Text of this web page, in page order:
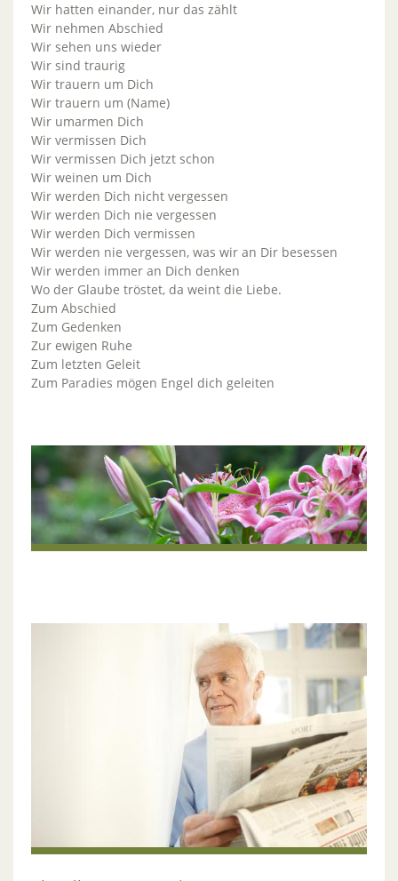
Wir hatten einander, nur das zählt
Wir nehmen Abschied
Wir sehen uns wieder
Wir sind traurig
Wir trauern um Dich
Wir trauern um (Name)
Wir umarmen Dich
Wir vermissen Dich
Wir vermissen Dich jetzt schon
Wir weinen um Dich
Wir werden Dich nicht vergessen
Wir werden Dich nie vergessen
Wir werden Dich vermissen
Wir werden nie vergessen, was wir an Dir besessen
Wir werden immer an Dich denken
Wo der Glaube tröstet, da weint die Liebe.
Zum Abschied
Zum Gedenken
Zur ewigen Ruhe
Zum letzten Geleit
Zum Paradies mögen Engel dich geleiten